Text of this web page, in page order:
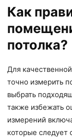
Как
потолка?
Для
точно измерить
выбрать
также избежать
измерений
которые следует